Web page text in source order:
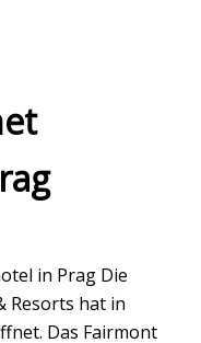
in Prag Die
Resorts hat in
Das Fairmont